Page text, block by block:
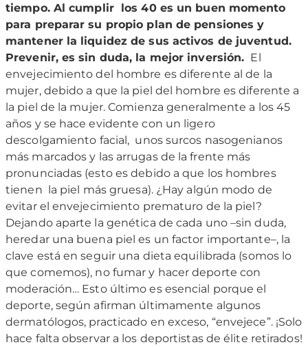
tiempo. Al cumplir los 40 es un buen momento
para preparar su propio plan de pensiones y
mantener la liquidez de sus activos de juventud.
Prevenir, es sin duda, la mejor inversión. El
envejecimiento del hombre es diferente al de la
mujer, debido a que la piel del hombre es diferente a
la piel de la mujer. Comienza generalmente a los 45
años y se hace evidente con un ligero
descolgamiento facial, unos surcos nasogenianos
más marcados y las arrugas de la frente más
pronunciadas (esto es debido a que los hombres
tienen la piel más gruesa). ¿Hay algún modo de
evitar el envejecimiento prematuro de la piel?
Dejando aparte la genética de cada uno –sin duda,
heredar una buena piel es un factor importante–, la
clave está en seguir una dieta equilibrada (somos lo
que comemos), no fumar y hacer deporte con
moderación… Esto último es esencial porque el
deporte, según afirman últimamente algunos
dermatólogos, practicado en exceso, “envejece”. ¡Solo
hace falta observar a los deportistas de élite retirados!